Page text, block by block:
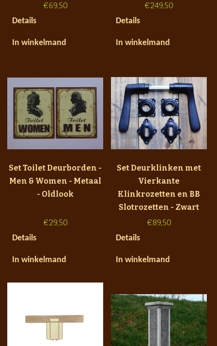
€69,50
Details
In winkelmand
€249,50
Details
In winkelmand
Set Toilet Deurborden -
Men & Women - Metaal
- Oldlook
€29,50
Details
In winkelmand
Set Deurklinken met
Vierkante
Klinkrozetten en BB
Slotrozetten - Zwart
€89,50
Details
In winkelmand